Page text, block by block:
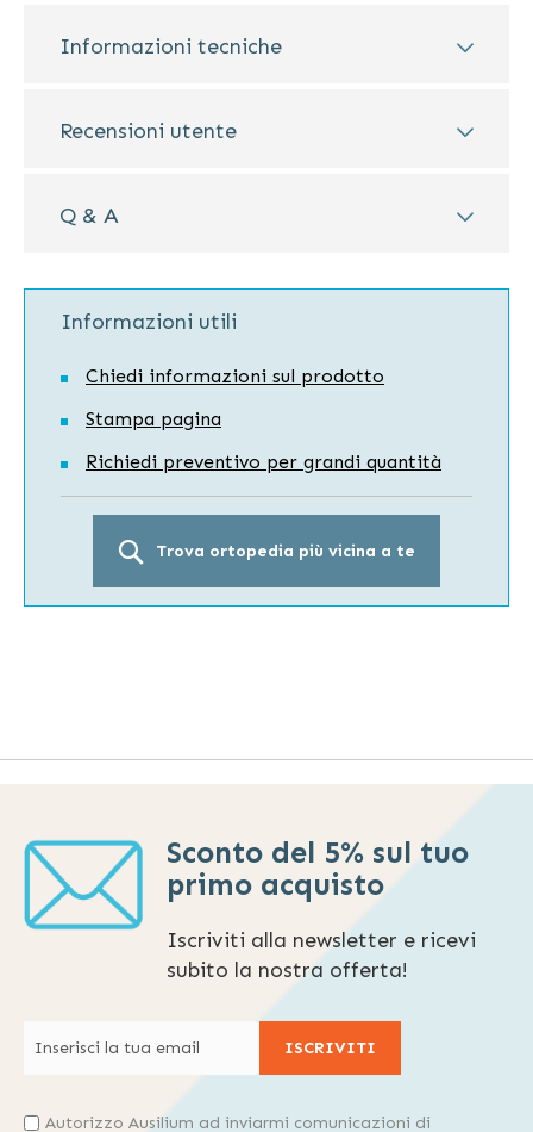
Informazioni tecniche
Recensioni utente
Q & A
Informazioni utili
Chiedi informazioni sul prodotto
Stampa pagina
Richiedi preventivo per grandi quantità
Trova ortopedia più vicina a te
Sconto del 5% sul tuo
primo acquisto
Iscriviti alla newsletter e ricevi
subito la nostra offerta!
ISCRIVITI
Autorizzo Ausilium ad inviarmi comunicazioni di